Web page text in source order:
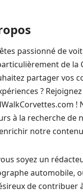
passionné de
de la
partager vos
?
!
à la recherche de
notre
soyez un
automobile,
de contribuer